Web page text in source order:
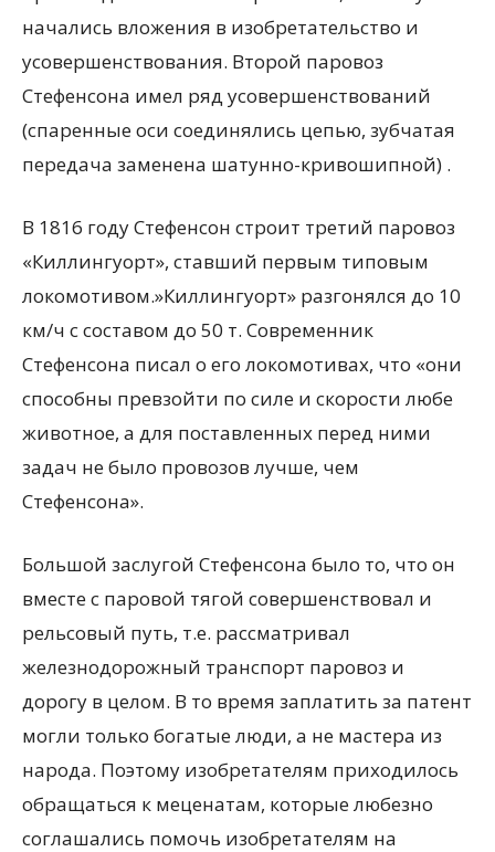
начались вложения в изобретательство и
усовершенствования. Второй паровоз
Стефенсона имел ряд усовершенствований
(спаренные оси соединялись цепью, зубчатая
передача заменена шатунно-кривошипной) .
В 1816 году Стефенсон строит третий паровоз
«Киллингуорт», ставший первым типовым
локомотивом.»Киллингуорт» разгонялся до 10
км/ч с составом до 50 т. Современник
Стефенсона писал о его локомотивах, что «они
способны превзойти по силе и скорости любе
животное, а для поставленных перед ними
задач не было провозов лучше, чем
Стефенсона».
Большой заслугой Стефенсона было то, что он
вместе с паровой тягой совершенствовал и
рельсовый путь, т.е. рассматривал
железнодорожный транспорт паровоз и
дорогу в целом. В то время заплатить за патент
могли только богатые люди, а не мастера из
народа. Поэтому изобретателям приходилось
обращаться к меценатам, которые любезно
соглашались помочь изобретателям на